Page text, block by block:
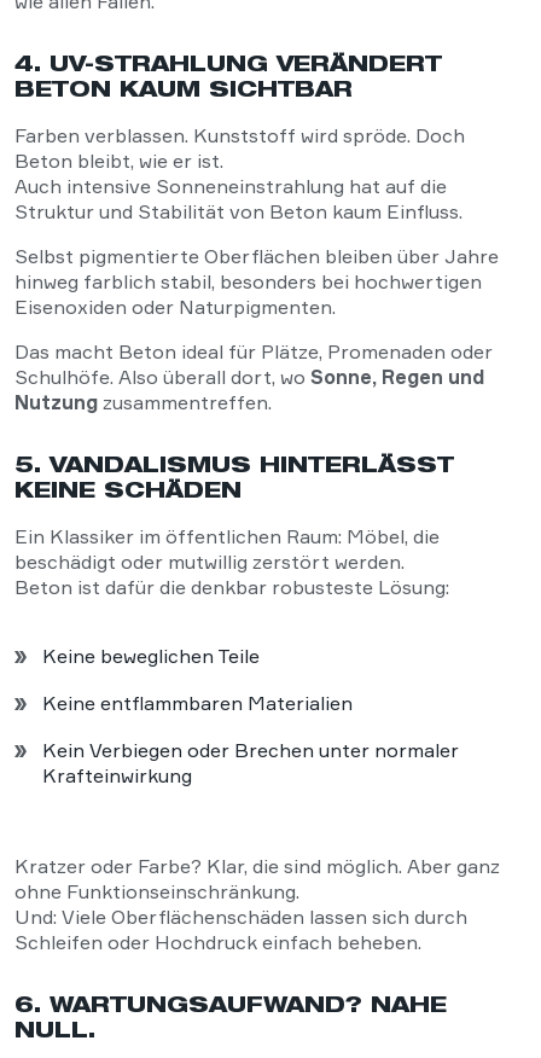
4. UV-STRAHLUNG VERÄNDERT
BETON KAUM SICHTBAR
Farben verblassen. Kunststoff wird spröde. Doch
Beton bleibt, wie er ist.
Auch intensive Sonneneinstrahlung hat auf die
Struktur und Stabilität von Beton kaum Einfluss.
Selbst pigmentierte Oberflächen bleiben über Jahre
hinweg farblich stabil, besonders bei hochwertigen
Eisenoxiden oder Naturpigmenten.
Das macht Beton ideal für Plätze, Promenaden oder
Schulhöfe. Also überall dort, wo Sonne, Regen und
Nutzung zusammentreffen.
5. VANDALISMUS HINTERLÄSST
KEINE SCHÄDEN
Ein Klassiker im öffentlichen Raum: Möbel, die
beschädigt oder mutwillig zerstört werden.
Beton ist dafür die denkbar robusteste Lösung:
Keine beweglichen Teile
Keine entflammbaren Materialien
Kein Verbiegen oder Brechen unter normaler
Krafteinwirkung
Kratzer oder Farbe? Klar, die sind möglich. Aber ganz
ohne Funktionseinschränkung.
Und: Viele Oberflächenschäden lassen sich durch
Schleifen oder Hochdruck einfach beheben.
6. WARTUNGSAUFWAND? NAHE
NULL.